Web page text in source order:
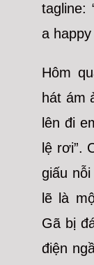
tagline:
a happy
Hôm
hát ám
lên đi
lệ rơi”.
giấu
lẽ là
Gã bị
điện